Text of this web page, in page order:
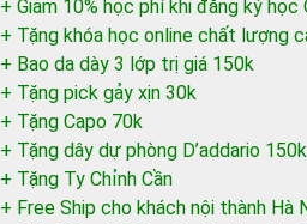
+ Giảm 10% học phí khi đăng ký
+ Tặng khóa học online chất lượng
+ Bao da dày 3 lớp trị giá 150k
+ Tặng pick gảy xịn 30k
+ Tặng Capo 70k
+ Tặng dây dự phòng D’addario 150k
+ Tặng Ty Chỉnh Cần
+ Free Ship cho khách nội thành Hà